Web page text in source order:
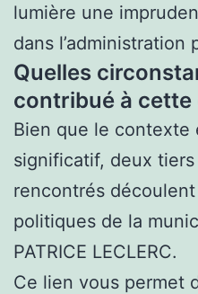
lumière une
dans l’administration
Quelles
contribué à cette
Bien que le contexte
significatif, deux
rencontrés
politiques de la
PATRICE LECLERC.
Ce lien vous permet